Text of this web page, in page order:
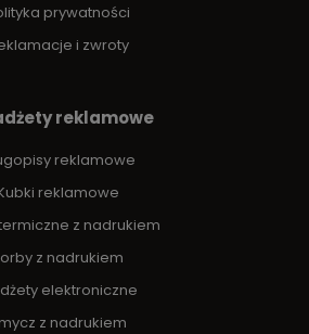
prywatności
i zwroty
reklamowe
reklamowe
reklamowe
z nadrukiem
z nadrukiem
elektroniczne
z nadrukiem